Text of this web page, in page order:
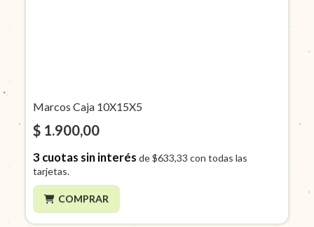
Marcos Caja 10X15X5
$ 1.900,00
3cuotas sin interés de$633,33 con todas las
tarjetas.
COMPRAR